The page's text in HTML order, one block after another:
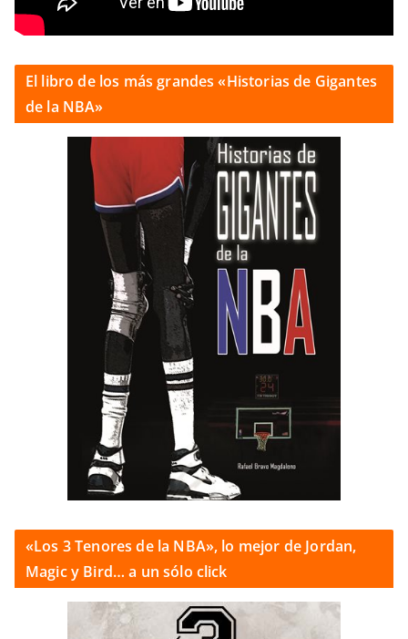
El libro de los más grandes «Historias de Gigantes
de la NBA»
«Los 3 Tenores de la NBA», lo mejor de Jordan,
Magic y Bird… a un sólo click